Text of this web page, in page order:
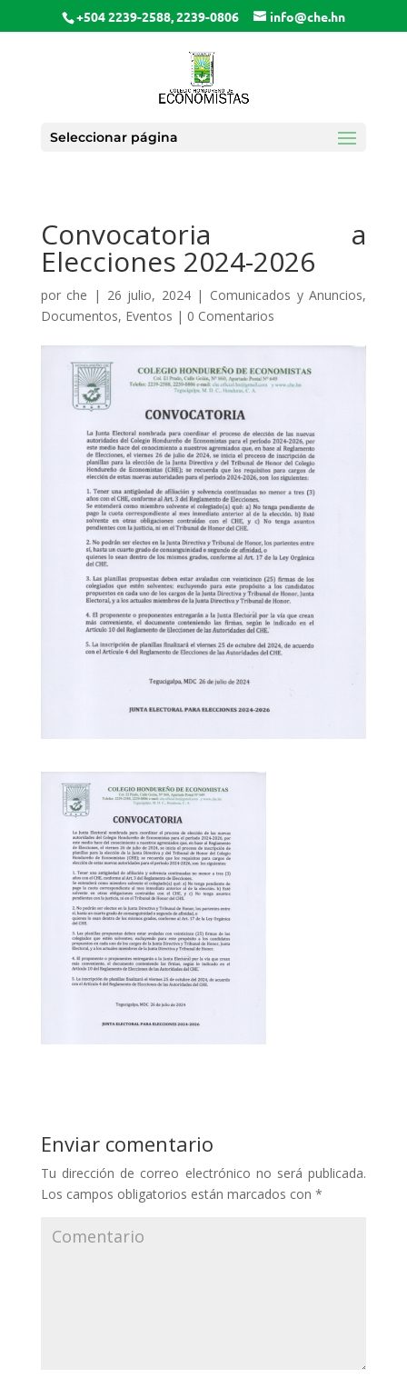
+504 2239-2588, 2239-0806 info@che.hn
Seleccionar página
Convocatoria a
Elecciones 2024-2026
por che | 26 julio, 2024| Comunicados y Anuncios,
Documentos, Eventos | 0 Comentarios
Enviar comentario
Tu dirección de correo electrónico no será publicada.
Los campos obligatorios están marcados con *